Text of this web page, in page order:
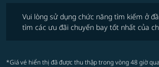
Vui lòng sử dụng chức năng tìm kiếm ở
tìm các ưu đãi chuyến bay tốt nhất của
*Giá vé hiển thị đã được thu thập trong vòng 48 giờ